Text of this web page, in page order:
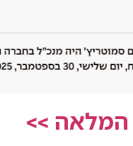
המלאה >>